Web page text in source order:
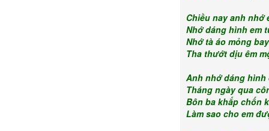
Chiều nay anh nhớ
Nhớ dáng hình em
Nhớ tà áo mỏng
Tha thướt dịu êm
Anh nhớ dáng hình
Tháng ngày qua
Bôn ba khắp chốn
Làm sao cho em